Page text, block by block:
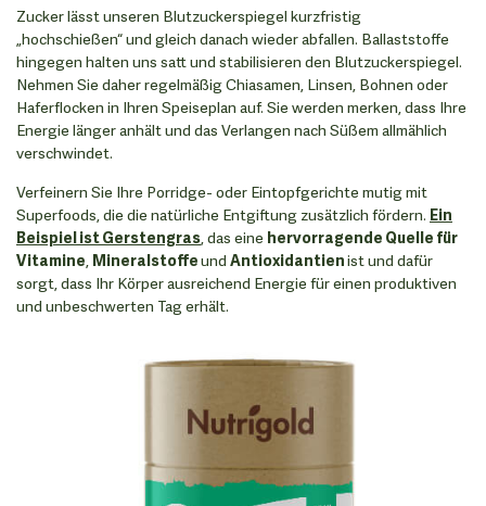
Zucker lässt unseren Blutzuckerspiegel kurzfristig
„hochschießen“ und gleich danach wieder abfallen. Ballaststoffe
hingegen halten uns satt und stabilisieren den Blutzuckerspiegel.
Nehmen Sie daher regelmäßig Chiasamen, Linsen, Bohnen oder
Haferflocken in Ihren Speiseplan auf. Sie werden merken, dass Ihre
Energie länger anhält und das Verlangen nach Süßem allmählich
verschwindet.
Verfeinern Sie Ihre Porridge- oder Eintopfgerichte mutig mit
Superfoods, die die natürliche Entgiftung zusätzlich fördern. Ein
Beispiel ist Gerstengras , das eine hervorragende Quelle für
Vitamine Mineralstoffeund Antioxidantienist und dafür
sorgt, dass Ihr Körper ausreichend Energie für einen produktiven
und unbeschwerten Tag erhält.